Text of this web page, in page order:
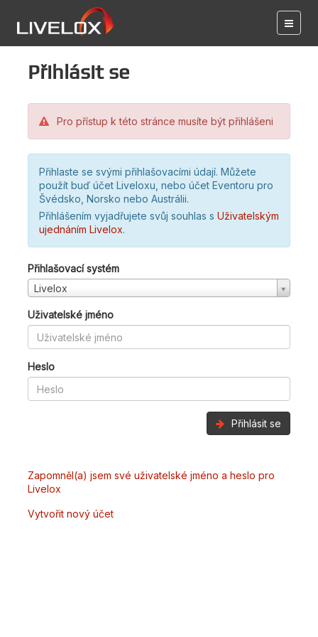
Přihlásit se
Pro přístup k této stránce musíte být přihlášeni
Přihlaste se svými přihlašovacími údají. Můžete
použít buď účet Liveloxu, nebo účet Eventoru pro
Švédsko, Norsko nebo Austrálii.
Přihlášením vyjadřujete svůj souhlas s Uživatelským
ujednáním Livelox.
Přihlašovací systém
Livelox
Uživatelské jméno
Heslo
Přihlásit se
Zapomněl(a) jsem své uživatelské jméno a heslo pro
Livelox
Vytvořit nový účet